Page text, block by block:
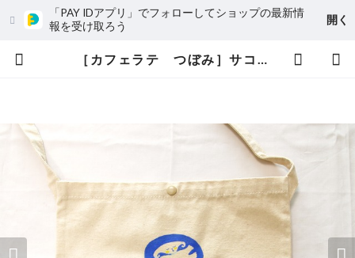
「PAY IDアプリ」でフォローしてショップの最新情
報を受け取ろう
開く
［カフェラテ つぼみ］サコッシュ ボタン付き | 林友深オンラインショップ